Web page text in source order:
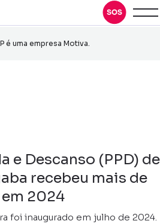
é uma empresa Motiva.
e Descanso (PPD) de
recebeu mais de
2024
foi inaugurado em julho de 2024.